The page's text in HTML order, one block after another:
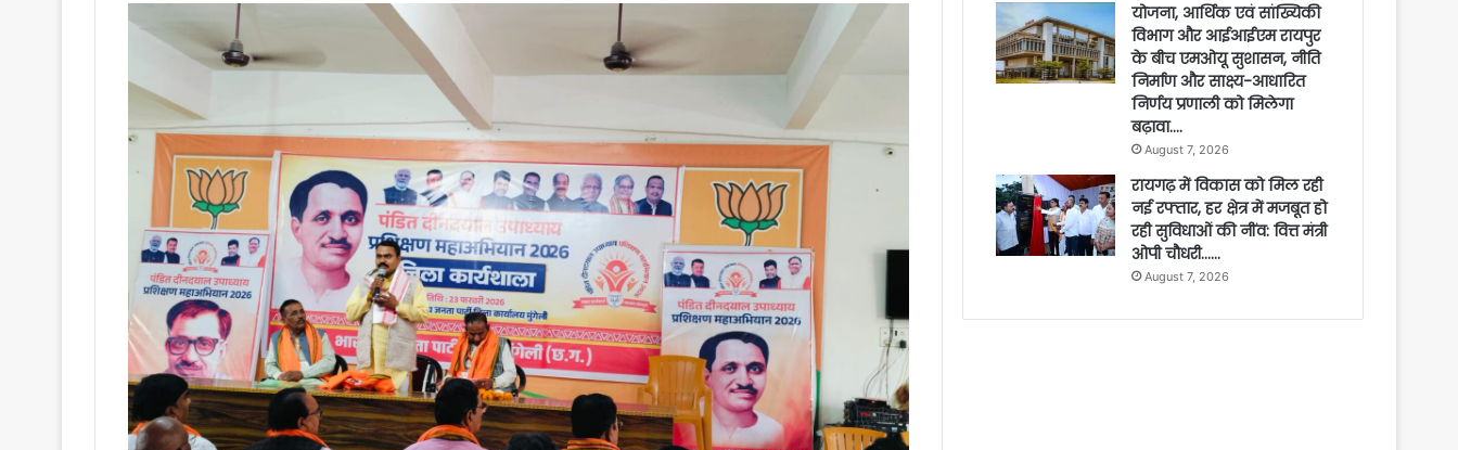
योजना, आर्थिक एवं सांख्यिकी
विभाग और आईआईएम रायपुर
के बीच एमओयू सुशासन, नीति
निर्माण और साक्ष्य-आधारित
निर्णय प्रणाली को मिलेगा
बढ़ावा….
August 7, 2026
रायगढ़ में विकास को मिल रही
नई रफ्तार, हर क्षेत्र में मजबूत हो
रही सुविधाओं की नींव: वित्त मंत्री
ओपी चौधरी……
August 7, 2026